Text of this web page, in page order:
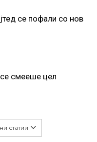
се пофали со нов
смееше цел
статии